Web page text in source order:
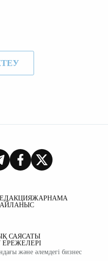
ЖАРНАМА
САЯСАТЫ
және әлемдегі бизнес